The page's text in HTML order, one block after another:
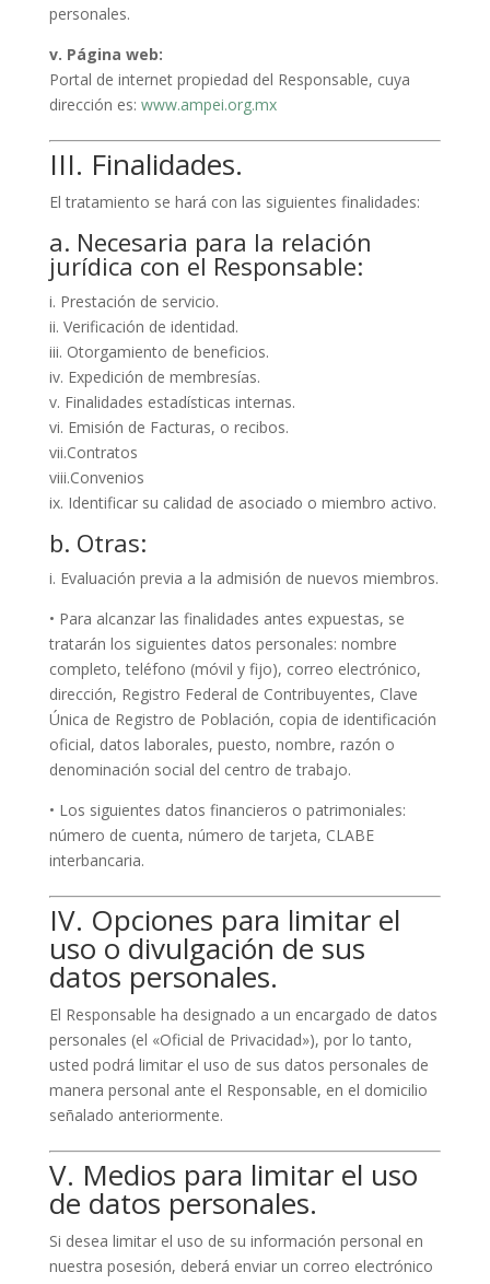
personales.
v. Página web:
Portal de internet propiedad del Responsable, cuya
dirección es: www.ampei.org.mx
III. Finalidades.
El tratamiento se hará con las siguientes finalidades:
a. Necesaria para la relación
jurídica con el Responsable:
i. Prestación de servicio.
ii. Verificación de identidad.
iii. Otorgamiento de beneficios.
iv. Expedición de membresías.
v. Finalidades estadísticas internas.
vi. Emisión de Facturas, o recibos.
vii.Contratos
viii.Convenios
ix. Identificar su calidad de asociado o miembro activo.
b. Otras:
i. Evaluación previa a la admisión de nuevos miembros.
• Para alcanzar las finalidades antes expuestas, se
tratarán los siguientes datos personales: nombre
completo, teléfono (móvil y fijo), correo electrónico,
dirección, Registro Federal de Contribuyentes, Clave
Única de Registro de Población, copia de identificación
oficial, datos laborales, puesto, nombre, razón o
denominación social del centro de trabajo.
• Los siguientes datos financieros o patrimoniales:
número de cuenta, número de tarjeta, CLABE
interbancaria.
IV. Opciones para limitar el
uso o divulgación de sus
datos personales.
El Responsable ha designado a un encargado de datos
personales (el «Oficial de Privacidad»), por lo tanto,
usted podrá limitar el uso de sus datos personales de
manera personal ante el Responsable, en el domicilio
señalado anteriormente.
V. Medios para limitar el uso
de datos personales.
Si desea limitar el uso de su información personal en
nuestra posesión, deberá enviar un correo electrónico